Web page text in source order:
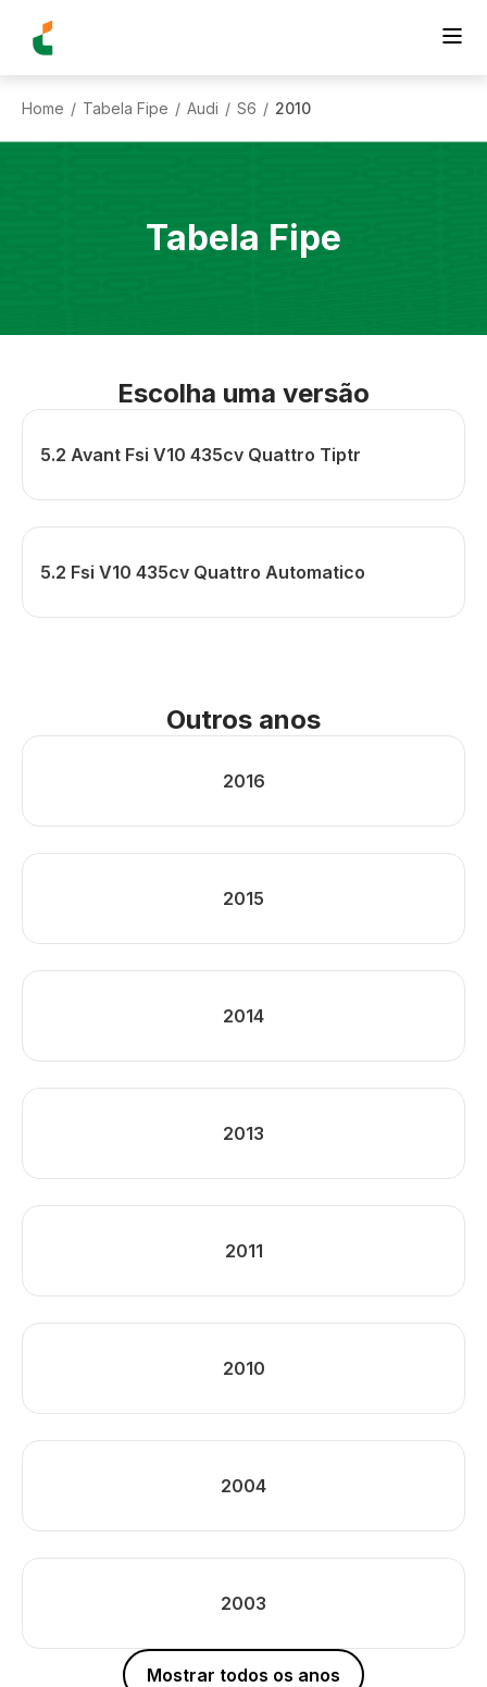
Home / Tabela Fipe / Audi / S6 / 2010
Tabela Fipe
Escolha uma versão
5.2 Avant Fsi V10 435cv Quattro Tiptr
5.2 Fsi V10 435cv Quattro Automatico
Outros anos
2016
2015
2014
2013
2011
2010
2004
2003
Mostrar todos os anos